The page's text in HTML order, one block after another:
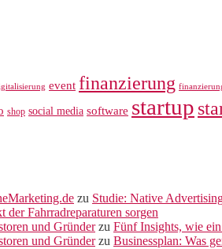
event finanzierung
shop social media software startup
zu Studie: Native
Fahrradreparaturen sorgen
und Gründerzu Fünf Insights, wie
und Gründerzu Businessplan: Was